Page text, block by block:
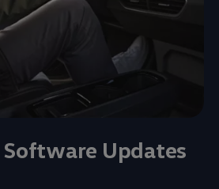
Updates